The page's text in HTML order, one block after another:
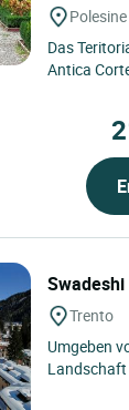
Das
Antica
die Seele
Trento
Umgeben